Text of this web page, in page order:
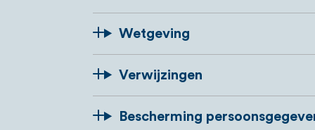
Wetgeving
Verwijzingen
Bescherming